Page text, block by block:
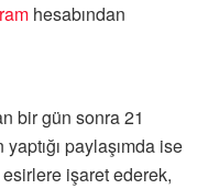
hesabından
bir gün sonra 21
yaptığı paylaşımda ise
işaret ederek,